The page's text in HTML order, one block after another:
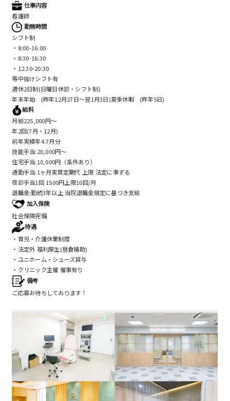
仕事内容
看護師
勤務時間
シフト制
・8:00-16:00
・8:30-16:30
・12:30-20:30
等中抜けシフト有
週休2日制(日曜日休診・シフト制)
年末年始 (昨年12月27日～翌1月3日)夏季休暇 (昨年5日)
給料
月給225,000円～
年2回(7月・12月)
前年実績年4.7月分
技能手当:20,000円～
住宅手当:10,000円（条件あり）
通勤手当:1ヶ月実質定期代 上限 法定に準ずる
夜診手当1回 1500円上限10回/月
退職金:勤続3年以上 当院退職金規定に基づき支給
加入保険
社会保険完備
待遇
・育児・介護休業制度
・法定外 福利厚生(昼食補助)
・ユニホーム・シューズ貸与
・クリニック主催 催事有り
備考
ご応募お待ちしております！